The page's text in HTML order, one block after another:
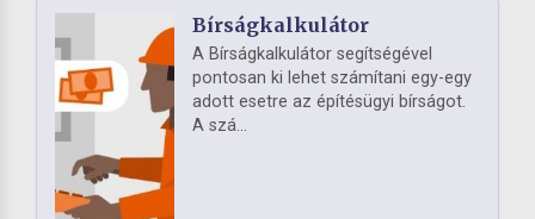
Bírságkalkulátor
A Bírságkalkulátor segítségével
pontosan ki lehet számítani egy-egy
adott esetre az építésügyi bírságot.
A szá...